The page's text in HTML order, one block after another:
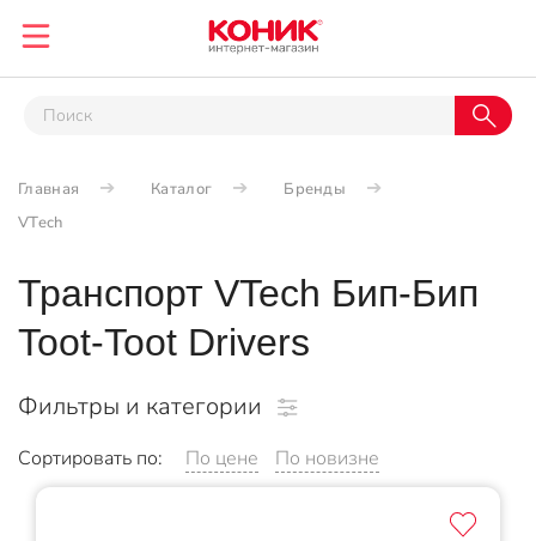
Главная Каталог
Бренды
VTech
Транспорт VTech Бип-Бип
Toot-Toot Drivers
Фильтры и категории
Сортировать по: По цене По новизне